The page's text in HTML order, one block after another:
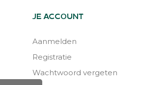
JE ACCOUNT
Aanmelden
Registratie
Wachtwoord vergeten